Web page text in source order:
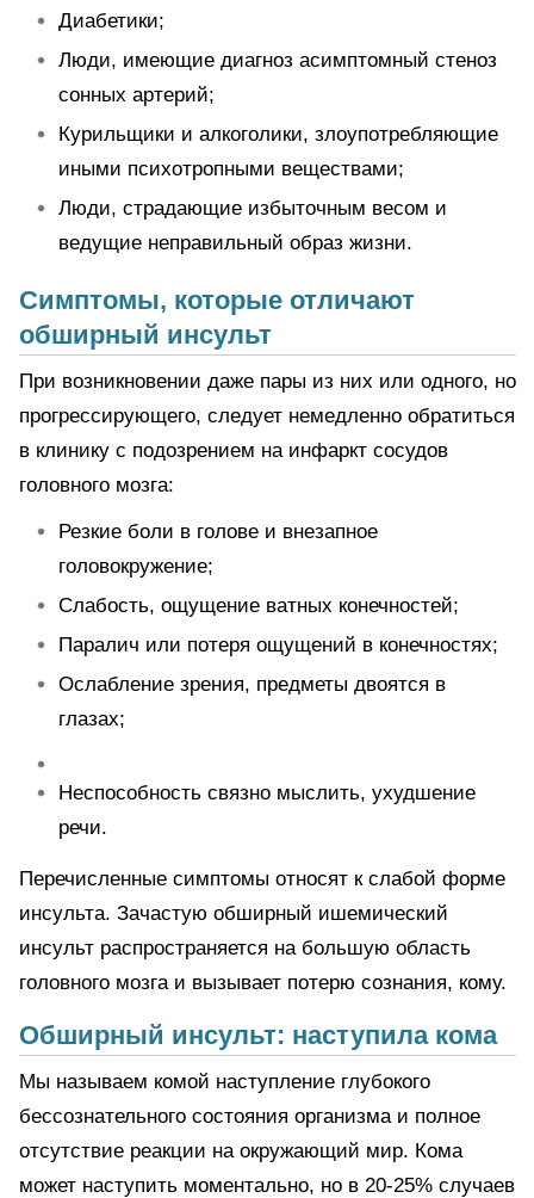
Диабетики;
Люди, имеющие диагноз асимптомный стеноз
сонных артерий;
Курильщики и алкоголики, злоупотребляющие
иными психотропными веществами;
Люди, страдающие избыточным весом и
ведущие неправильный образ жизни.
Симптомы, которые отличают
обширный инсульт
При возникновении даже пары из них или одного, но
прогрессирующего, следует немедленно обратиться
в клинику с подозрением на инфаркт сосудов
головного мозга:
Резкие боли в голове и внезапное
головокружение;
Слабость, ощущение ватных конечностей;
Паралич или потеря ощущений в конечностях;
Ослабление зрения, предметы двоятся в
глазах;
Неспособность связно мыслить, ухудшение
речи.
Перечисленные симптомы относят к слабой форме
инсульта. Зачастую обширный ишемический
инсульт распространяется на большую область
головного мозга и вызывает потерю сознания, кому.
Обширный инсульт: наступила кома
Мы называем комой наступление глубокого
бессознательного состояния организма и полное
отсутствие реакции на окружающий мир. Кома
может наступить моментально, но в 20-25% случаев